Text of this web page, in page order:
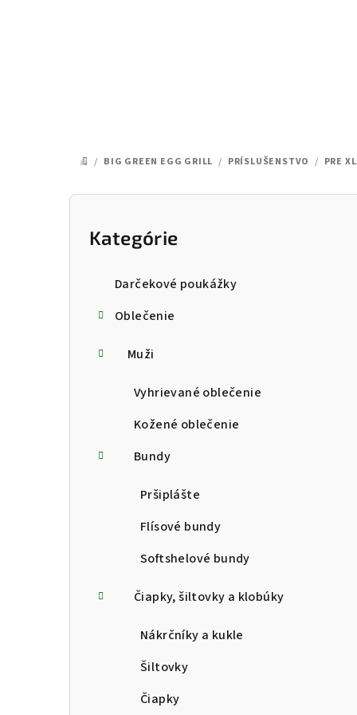
DOMOV
/ BIG GREEN EGG GRILL / PRÍSLUŠENSTVO / PRE
Preskočiť
kategórie
Kategórie
Darčekové poukážky
Oblečenie
Muži
Vyhrievané oblečenie
Kožené oblečenie
Bundy
Pršiplášte
Flísové bundy
Softshelové bundy
Čiapky, šiltovky a klobúky
Nákrčníky a kukle
Šiltovky
Čiapky